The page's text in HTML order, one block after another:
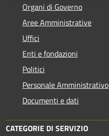
Organi di Governo
Aree Amministrative
Uffici
Enti e fondazioni
Politici
Personale Amministrativo
Documenti e dati
CATEGORIE DI SERVIZIO